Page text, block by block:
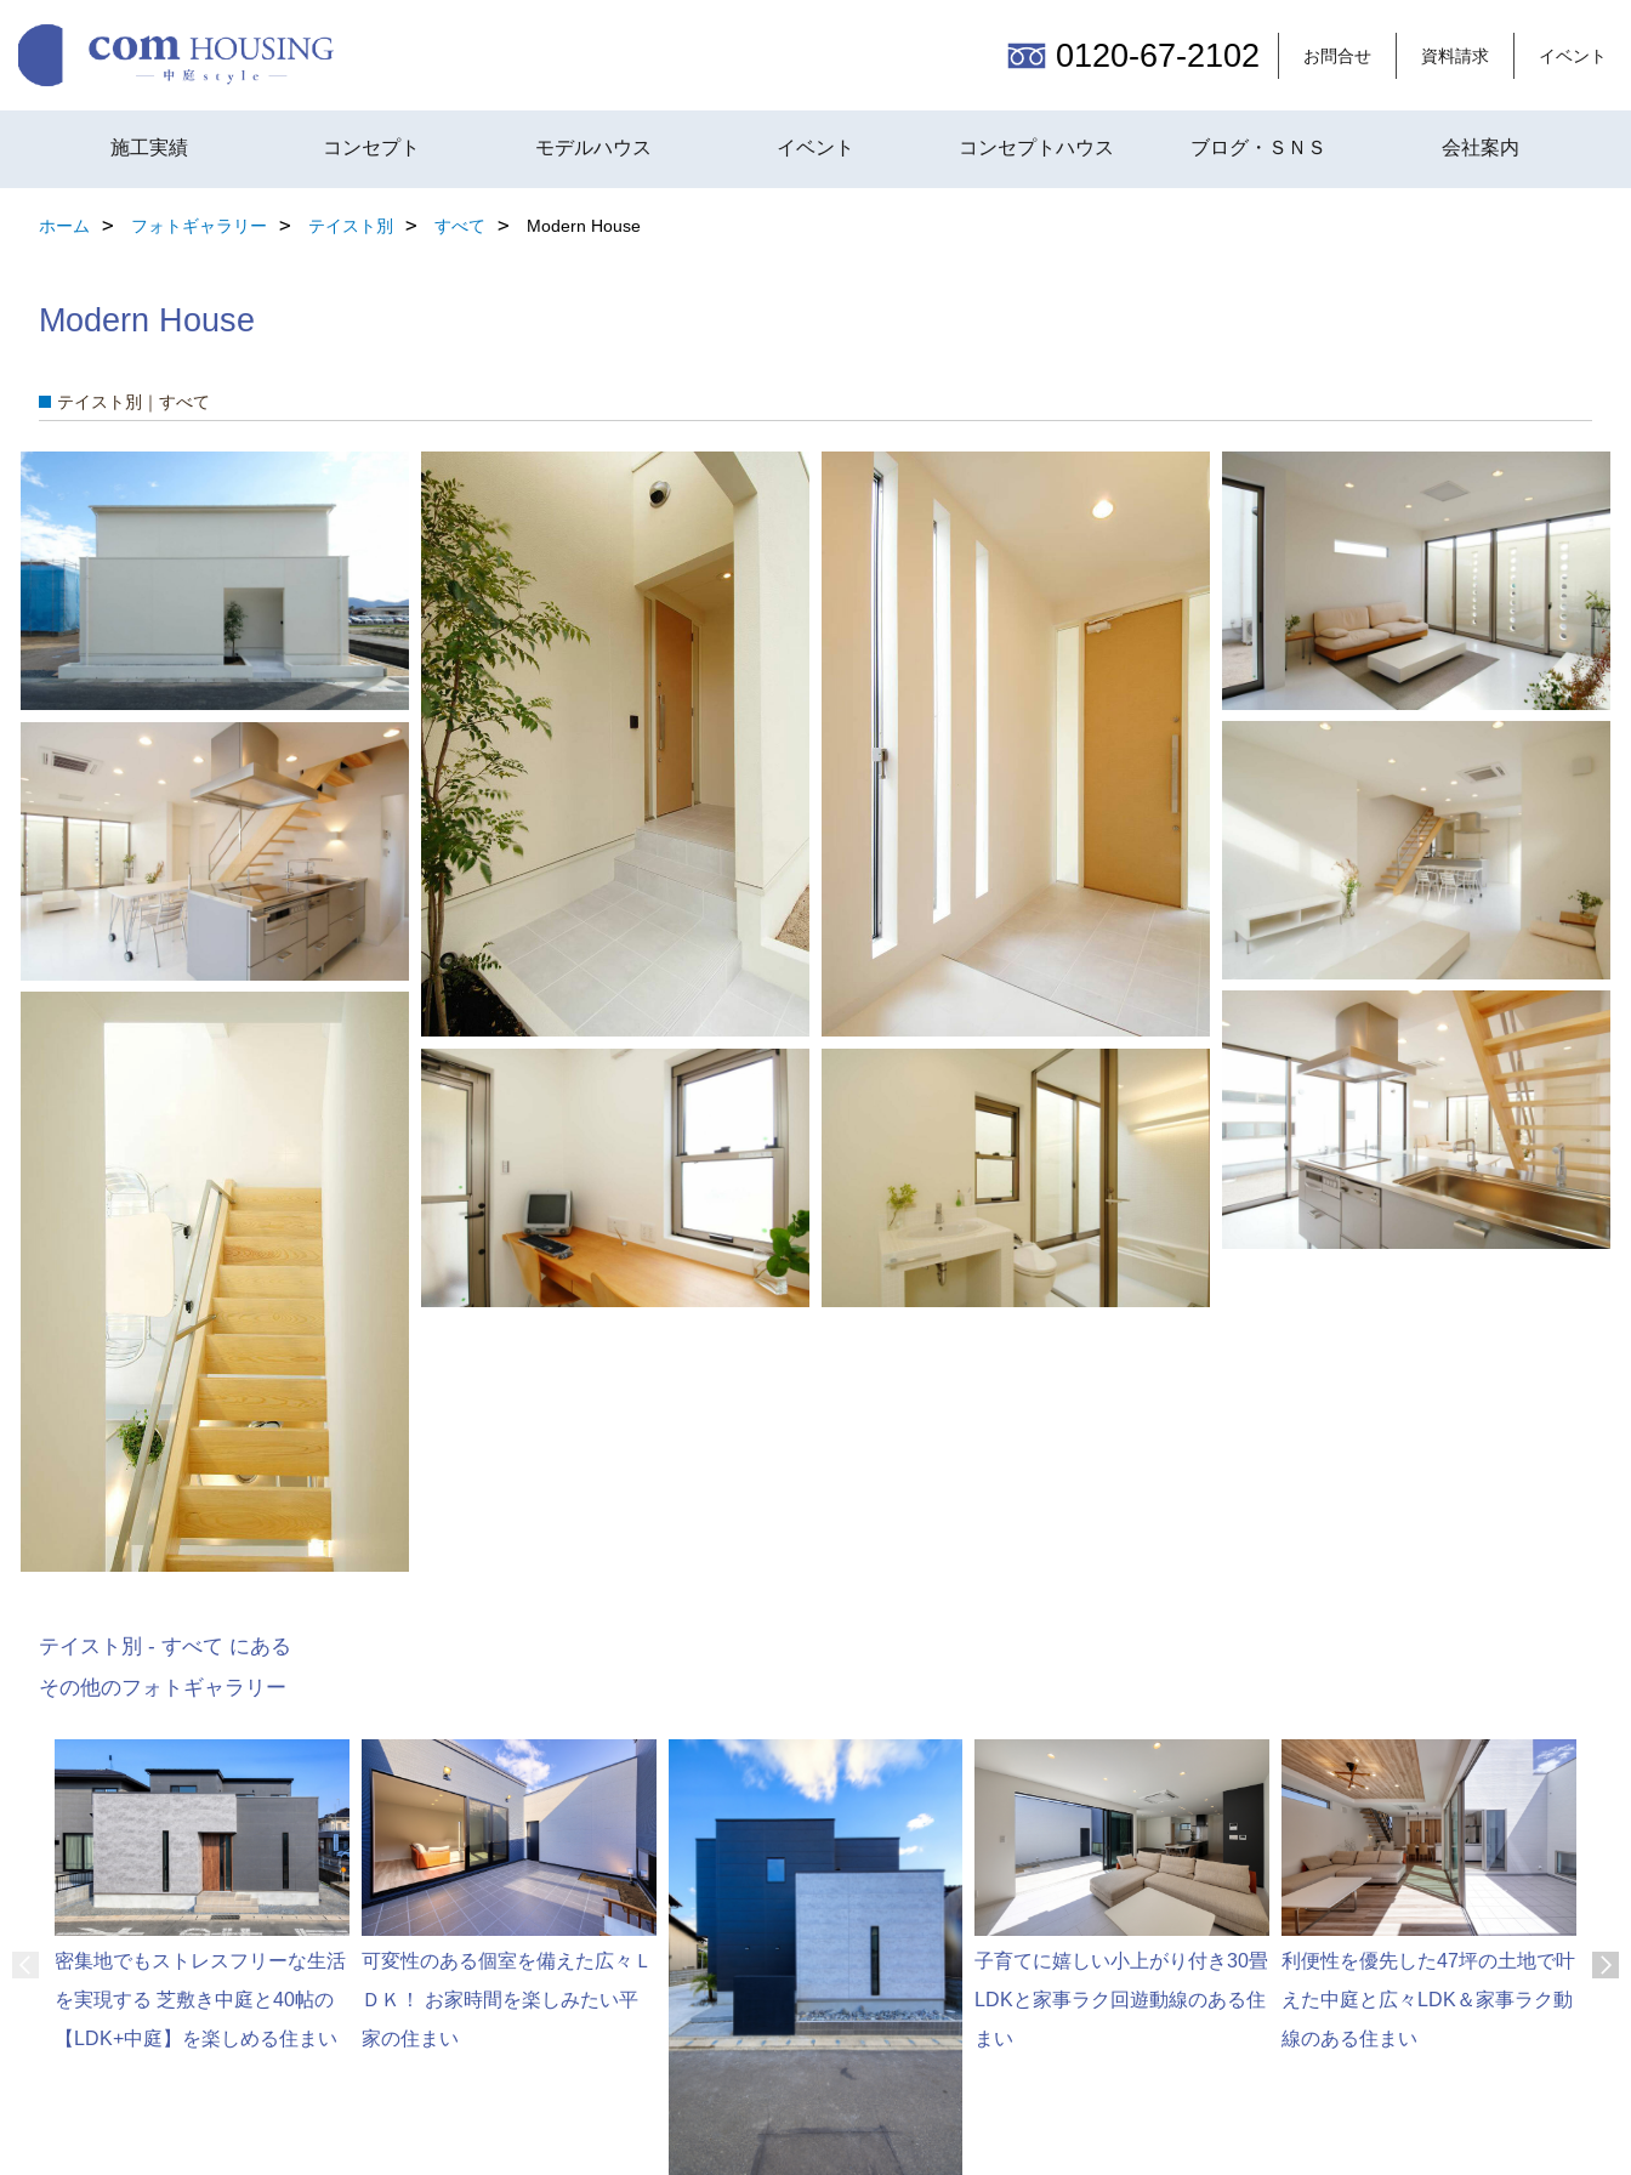
0120-67-2102 お問合せ 資料請求 イベント
施工実績 コンセプト モデルハウス イベント コンセプトハウス ブログ・ＳＮＳ 会社案内
ホーム フォトギャラリー テイスト別 すべて Modern House
Modern House
テイスト別｜すべて
テイスト別 - すべて にある
その他のフォトギャラリー
密集地でもストレスフリーな生活
を実現する 芝敷き中庭と40帖の
【LDK+中庭】を楽しめる住まい
可変性のある個室を備えた広々Ｌ
ＤＫ！ お家時間を楽しみたい平
家の住まい
子育てに嬉しい小上がり付き30畳
LDKと家事ラク回遊動線のある住
まい
利便性を優先した47坪の土地で叶
えた中庭と広々LDK＆家事ラク動
線のある住まい